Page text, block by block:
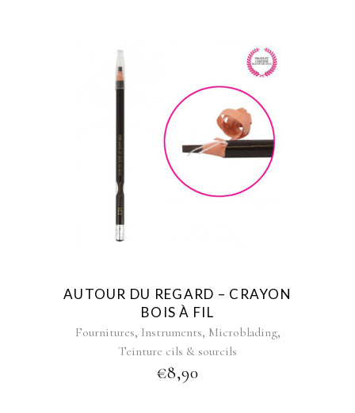
AUTOUR DU REGARD – CRAYON
BOIS À FIL
Fournitures, Instruments, Microblading,
Teinture cils & sourcils
€8,90